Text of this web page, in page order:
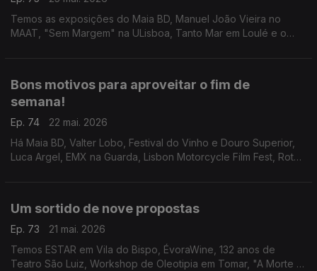
Temos as exposições do Maia BD, Manuel João Vieira no
MAAT, "Sem Margem" na ULisboa, Tanto Mar em Loulé e o
Bons motivos para aproveitar o fim de
semana!
Ep. 74
22 mai. 2026
Há Maia BD, Valter Lobo, Festival do Vinho e Douro Superior,
Luca Argel, EMX na Guarda, Lisbon Motorcycle Film Fest, Rota
Um sortido de nove propostas
Ep. 73
21 mai. 2026
Temos ESTAR em Vila do Bispo, ÉvoraWine, 132 anos de
Teatro São Luiz, Workshop de Oleotipia em Tomar, "A Morte e